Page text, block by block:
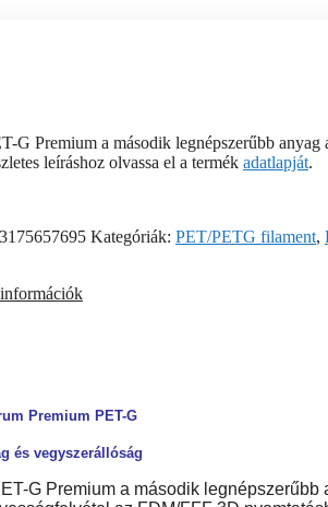
G Premium a második legnépszerűbb
leíráshoz olvassa el a termék adatlapját.
Kategóriák: PET/PETG filament,
Premium PET-G
és vegyszerállóság
G Premium a második